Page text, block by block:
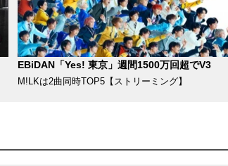
EBiDAN「Yes! 東京」週間1500万回超でV3
M!LKは2曲同時TOP5【ストリーミング】